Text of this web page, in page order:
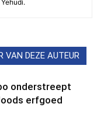
VAN DEZE AUTEUR
onderstreept
erfgoed